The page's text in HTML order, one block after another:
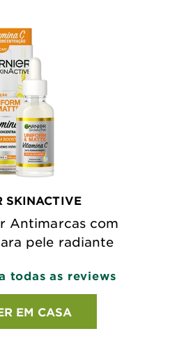
SKINACTIVE
Antimarcas com
pele radiante
on reviews
todas as reviews
EM CASA